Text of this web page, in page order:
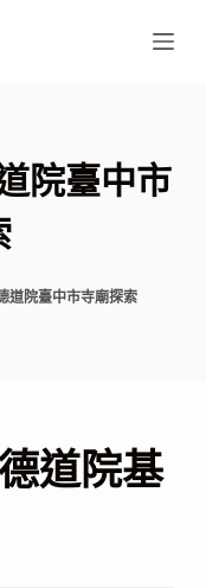
院臺中市
道院臺中市寺廟探索
道院基